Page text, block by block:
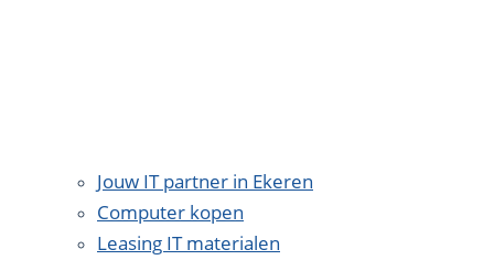
Jouw IT partner in Ekeren
Computer kopen
Leasing IT materialen